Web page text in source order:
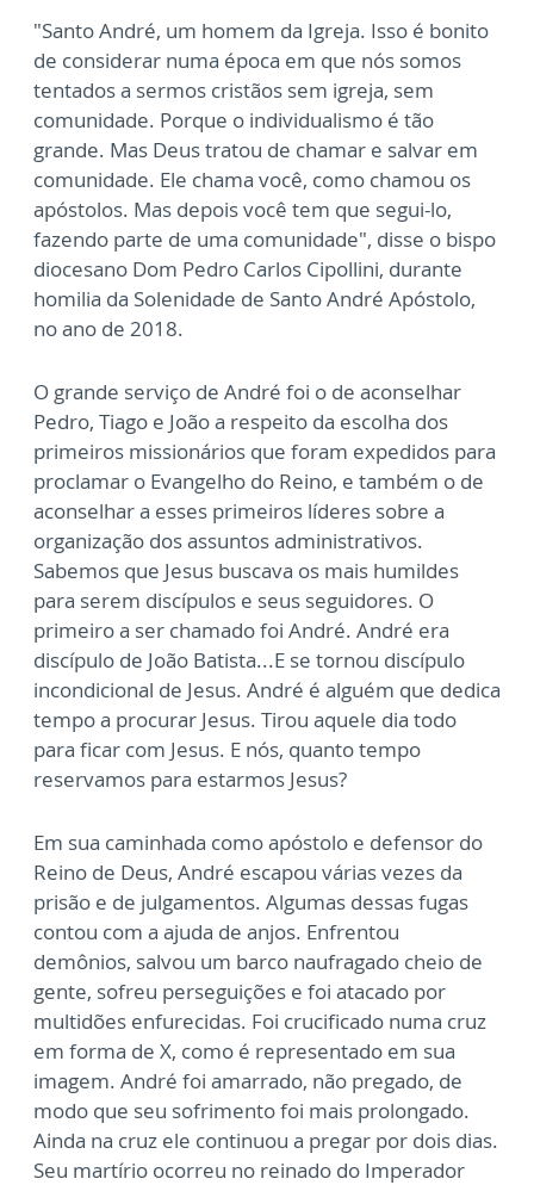
"Santo André, um homem da Igreja. Isso é bonito
de considerar numa época em que nós somos
tentados a sermos cristãos sem igreja, sem
comunidade. Porque o individualismo é tão
grande. Mas Deus tratou de chamar e salvar em
comunidade. Ele chama você, como chamou os
apóstolos. Mas depois você tem que segui-lo,
fazendo parte de uma comunidade", disse o bispo
diocesano Dom Pedro Carlos Cipollini, durante
homilia da Solenidade de Santo André Apóstolo,
no ano de 2018.
O grande serviço de André foi o de aconselhar
Pedro, Tiago e João a respeito da escolha dos
primeiros missionários que foram expedidos para
proclamar o Evangelho do Reino, e também o de
aconselhar a esses primeiros líderes sobre a
organização dos assuntos administrativos.
Sabemos que Jesus buscava os mais humildes
para serem discípulos e seus seguidores. O
primeiro a ser chamado foi André. André era
discípulo de João Batista...E se tornou discípulo
incondicional de Jesus. André é alguém que dedica
tempo a procurar Jesus. Tirou aquele dia todo
para ficar com Jesus. E nós, quanto tempo
reservamos para estarmos Jesus?
Em sua caminhada como apóstolo e defensor do
Reino de Deus, André escapou várias vezes da
prisão e de julgamentos. Algumas dessas fugas
contou com a ajuda de anjos. Enfrentou
demônios, salvou um barco naufragado cheio de
gente, sofreu perseguições e foi atacado por
multidões enfurecidas. Foi crucificado numa cruz
em forma de X, como é representado em sua
imagem. André foi amarrado, não pregado, de
modo que seu sofrimento foi mais prolongado.
Ainda na cruz ele continuou a pregar por dois dias.
Seu martírio ocorreu no reinado do Imperador